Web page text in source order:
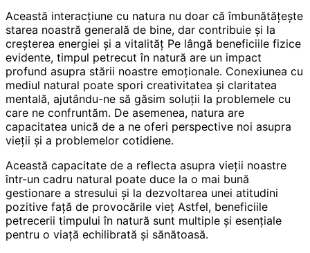
Această interacțiune cu natura nu doar că îmbunătățește
starea noastră generală de bine, dar contribuie și la
creșterea energiei și a vitalităț Pe lângă beneficiile fizice
evidente, timpul petrecut în natură are un impact
profund asupra stării noastre emoționale. Conexiunea cu
mediul natural poate spori creativitatea și claritatea
mentală, ajutându-ne să găsim soluții la problemele cu
care ne confruntăm. De asemenea, natura are
capacitatea unică de a ne oferi perspective noi asupra
vieții și a problemelor cotidiene.
Această capacitate de a reflecta asupra vieții noastre
într-un cadru natural poate duce la o mai bună
gestionare a stresului și la dezvoltarea unei atitudini
pozitive față de provocările vieț Astfel, beneficiile
petrecerii timpului în natură sunt multiple și esențiale
pentru o viață echilibrată și sănătoasă.